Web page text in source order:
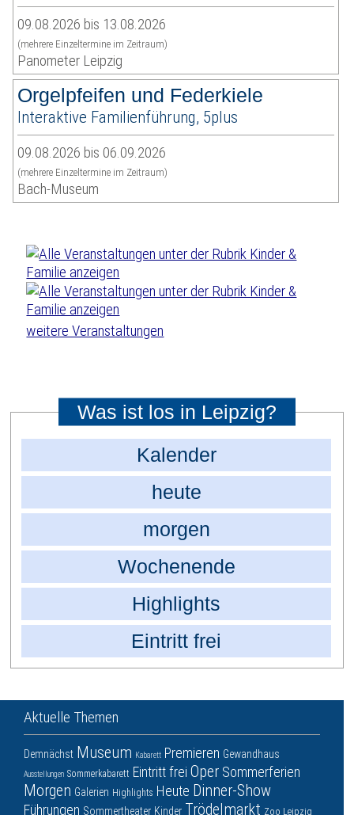
09.08.2026 bis 13.08.2026
(mehrere Einzeltermine im Zeitraum)
Panometer Leipzig
Orgelpfeifen und Federkiele
Interaktive Familienführung, 5plus
09.08.2026 bis 06.09.2026
(mehrere Einzeltermine im Zeitraum)
Bach-Museum
weitere Veranstaltungen
Was ist los in Leipzig?
Kalender
heute
morgen
Wochenende
Highlights
Eintritt frei
Aktuelle Themen
Demnächst Museum Kabarett Premieren Gewandhaus
Ausstellungen Sommerkabarett Eintritt frei Oper Sommerferien
Morgen Galerien Highlights Heute Dinner-Show
Führungen Sommertheater Kinder Trödelmarkt Zoo Leipzig